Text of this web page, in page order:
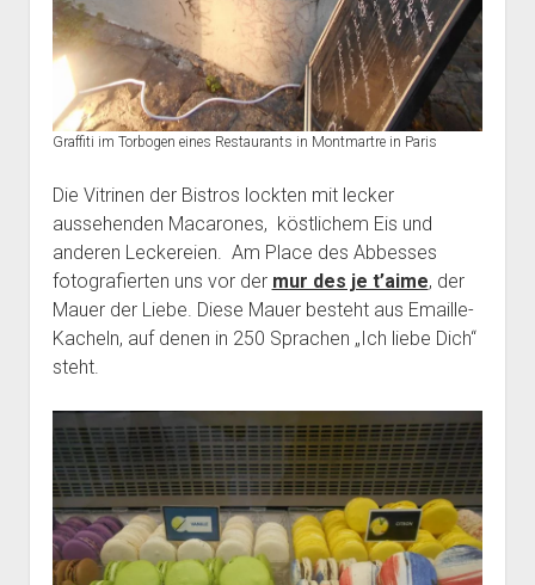
Graffiti im Torbogen eines Restaurants in Montmartre in Paris
Die Vitrinen der Bistros lockten mit lecker
aussehenden Macarones, köstlichem Eis und
anderen Leckereien. Am Place des Abbesses
fotografierten uns vor der mur des je t’aime, der
Mauer der Liebe. Diese Mauer besteht aus Emaille-
Kacheln, auf denen in 250 Sprachen „Ich liebe Dich“
steht.